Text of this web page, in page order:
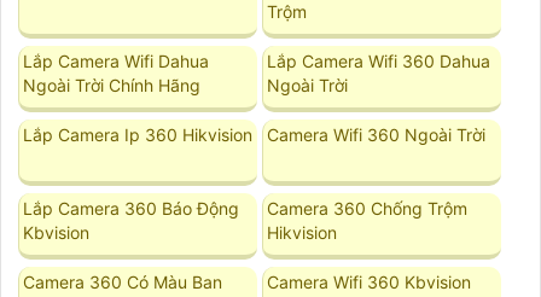
Trộm
Lắp Camera Wifi Dahua
Ngoài Trời Chính Hãng
Lắp Camera Wifi 360 Dahua
Ngoài Trời
Lắp Camera Ip 360 Hikvision Camera Wifi 360 Ngoài Trời
Lắp Camera 360 Báo Động
Kbvision
Camera 360 Chống Trộm
Hikvision
Camera 360 Có Màu Ban
Camera Wifi 360 Kbvision